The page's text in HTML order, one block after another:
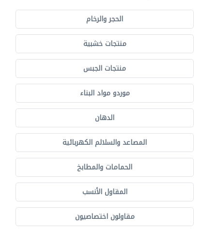
الحجر والرخام
منتجات خشبية
منتجات الجبس
موردو مواد البناء
الدهان
المصاعد والسلالم الكهربائية
الحمامات والمطابخ
المقاول الأنسب
مقاولون اختصاصيون